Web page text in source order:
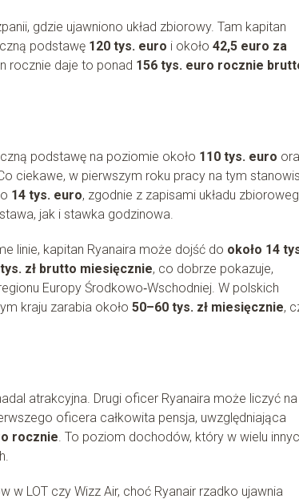
gdzie ujawniono układ zbiorowy. Tam kapitan
podstawę 120 tys. euro i około 42,5 euro za
rocznie daje to ponad 156 tys. euro rocznie
podstawę na poziomie około 110 tys. euro
ciekawe, w pierwszym roku pracy na tym
14 tys. euro, zgodnie z zapisami układu
jak i stawka godzinowa.
linie, kapitan Ryanaira może dojść do około 14
zł brutto miesięcznie, co dobrze pokazuje,
Europy Środkowo‑Wschodniej. W polskich
kraju zarabia około 50–60 tys. zł miesięcznie,
atrakcyjna. Drugi oficer Ryanaira może liczyć na
oficera całkowita pensja, uwzględniająca
rocznie. To poziom dochodów, który w wielu
LOT czy Wizz Air, choć Ryanair rzadko ujawnia